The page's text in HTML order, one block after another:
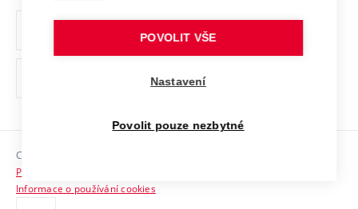
Ochrana osobních údajů
odkaz)
Sociální bezpečí
HR Award
Copyright © 2026 VUT
Prohlášení o přístupnosti
Informace o používání cookies
POVOLIT VŠE
Nastavení
Povolit pouze nezbytné